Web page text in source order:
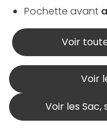
Pochette avant
Voir
Voir
Voir les Sac,